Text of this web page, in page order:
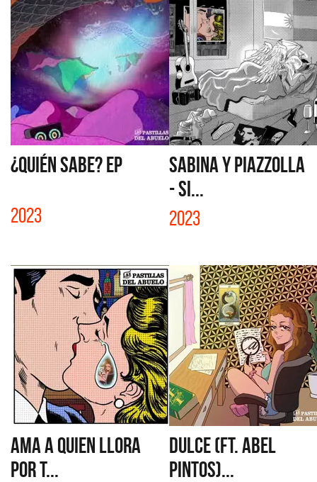
¿QUIÉN SABE? EP
2023
SABINA Y PIAZZOLLA
- SI...
2023
AMA A QUIEN LLORA
POR T...
DULCE (FT. ABEL
PINTOS)...